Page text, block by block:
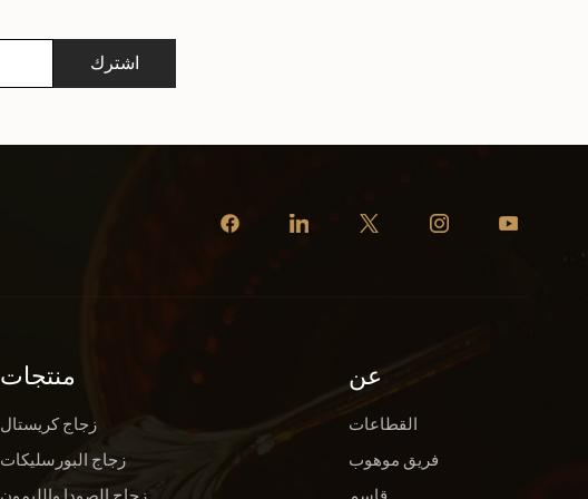
اشترك
منتجات
زجاج كريستال
زجاج البورسليكات
عن
القطاعات
فريق موهوب